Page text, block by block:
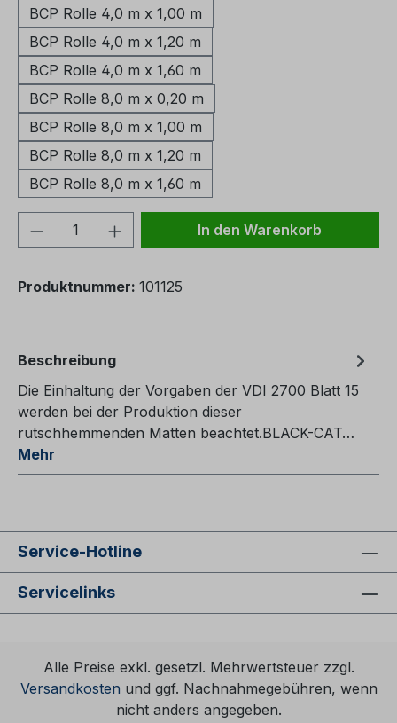
BCP Rolle 4,0 m x 1,00 m
BCP Rolle 4,0 m x 1,20 m
BCP Rolle 4,0 m x 1,60 m
BCP Rolle 8,0 m x 0,20 m
BCP Rolle 8,0 m x 1,00 m
BCP Rolle 8,0 m x 1,20 m
BCP Rolle 8,0 m x 1,60 m
Produkt Anzahl: Gib denIn den Warenkorb
Produktnummer: 101125
Beschreibung
Die Einhaltung der Vorgaben der VDI 2700 Blatt 15
werden bei der Produktion dieser
rutschhemmenden Matten beachtet.BLACK-CAT…
Mehr
Service-Hotline
Servicelinks
Alle Preise exkl. gesetzl. Mehrwertsteuer zzgl.
Versandkosten und ggf. Nachnahmegebühren, wenn
nicht anders angegeben.